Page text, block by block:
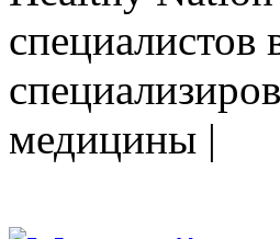
медицины |